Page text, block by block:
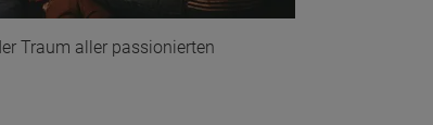
Traum aller passionierten